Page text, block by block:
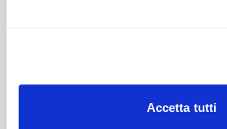
Accetta tutti
dei lavori. Possono fare